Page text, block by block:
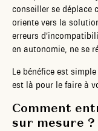
conseiller se déplace
oriente vers la
erreurs
en autonomie, ne se
Le bénéfice est
est là pour le faire à
Comment
sur mesure ?